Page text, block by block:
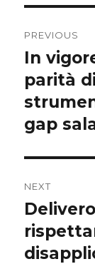
PREVIOUS
Previous
post:
In
parità
gap
NEXT
Next
post: